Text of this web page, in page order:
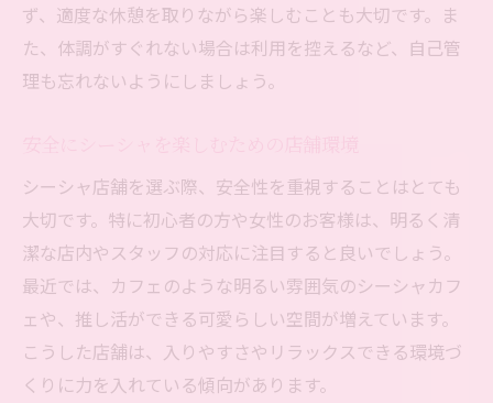
ず、適度な休憩を取りながら楽しむことも大切です。ま
た、体調がすぐれない場合は利用を控えるなど、自己管
理も忘れないようにしましょう。
シーシャ店舗を選ぶ際、安全性を重視することはとても
大切です。特に初心者の方や女性のお客様は、明るく清
潔な店内やスタッフの対応に注目すると良いでしょう。
最近では、カフェのような明るい雰囲気のシーシャカフ
ェや、推し活ができる可愛らしい空間が増えています。
こうした店舗は、入りやすさやリラックスできる環境づ
くりに力を入れている傾向があります。